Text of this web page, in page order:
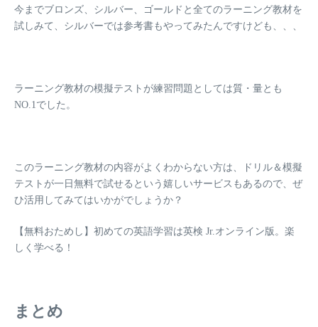
今までブロンズ、シルバー、ゴールドと全てのラーニング教材を
試しみて、シルバーでは参考書もやってみたんですけども、、、
ラーニング教材の模擬テストが練習問題としては質・量とも
NO.1でした。
このラーニング教材の内容がよくわからない方は、ドリル＆模擬
テストが一日無料で試せるという嬉しいサービスもあるので、ぜ
ひ活用してみてはいかがでしょうか？
【無料おためし】初めての英語学習は英検 Jr.オンライン版。楽
しく学べる！
まとめ